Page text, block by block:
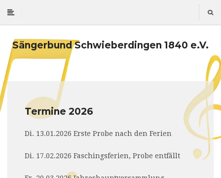
Sängerbund Schwieberdingen 1840 e.V.
Termine 2026
Di. 13.01.2026 Erste Probe nach den Ferien
Di. 17.02.2026 Faschingsferien, Probe entfällt